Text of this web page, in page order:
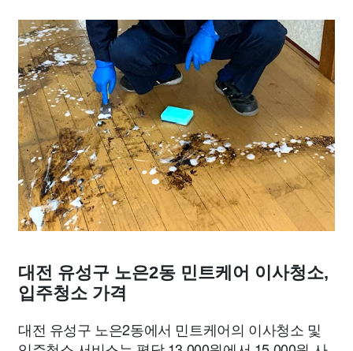
대전 유성구 노은2동 민트케어 이사청소,
입주청소 가격
대전 유성구 노은2동에서 민트케어의 이사청소 및